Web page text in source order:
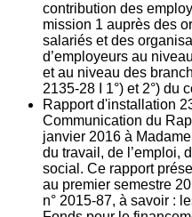
contribution des
mission 1 auprès des
salariés et des
d’employeurs au
et au niveau des
2135‐28 I 1°) et 2°) du
Rapport d'installation
Communication du
janvier 2016 à
du travail, de l’emploi,
social. Ce rapport
au premier semestre
n° 2015-87, à savoir :